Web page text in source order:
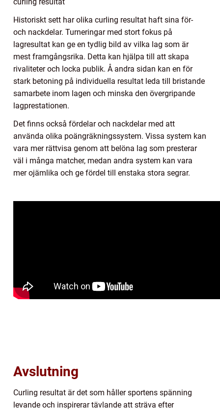
Historiskt sett har olika curling resultat haft sina för-
och nackdelar. Turneringar med stort fokus på
lagresultat kan ge en tydlig bild av vilka lag som är
mest framgångsrika. Detta kan hjälpa till att skapa
rivaliteter och locka publik. Å andra sidan kan en för
stark betoning på individuella resultat leda till bristande
samarbete inom lagen och minska den övergripande
lagprestationen.
Det finns också fördelar och nackdelar med att
använda olika poängräkningssystem. Vissa system kan
vara mer rättvisa genom att belöna lag som presterar
väl i många matcher, medan andra system kan vara
mer ojämlika och ge fördel till enstaka stora segrar.
Avslutning
Curling resultat är det som håller sportens spänning
levande och inspirerar tävlande att sträva efter